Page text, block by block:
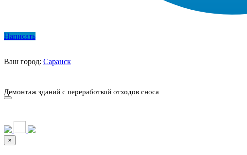
Написать
Ваш город: Саранск
Демонтаж зданий с переработкой отходов сноса
×